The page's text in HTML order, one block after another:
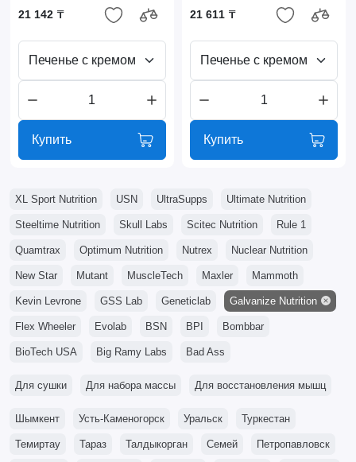
21 142 ₸
Печенье с кремом
Купить
21 611 ₸
Печенье с кремом
Купить
XL Sport Nutrition USN UltraSupps Ultimate Nutrition
Steeltime Nutrition Skull Labs Scitec Nutrition Rule 1
Quamtrax Optimum Nutrition Nutrex Nuclear Nutrition
New Star Mutant MuscleTech Maxler Mammoth
Kevin Levrone GSS Lab Geneticlab Galvanize Nutrition
Flex Wheeler Evolab BSN BPI Bombbar
BioTech USA Big Ramy Labs Bad Ass
Для сушки Для набора массы Для восстановления мышц
Шымкент Усть-Каменогорск Уральск Туркестан
Темиртау Тараз Талдыкорган Семей Петропавловск